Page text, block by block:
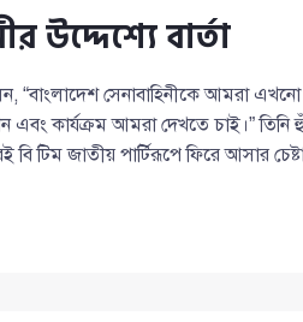
উদ্দেশ্যে বার্তা
সেনাবাহিনীকে আমরা এখনো
এবং কার্যক্রম আমরা দেখতে চাই।”
বি টিম জাতীয় পার্টিরূপে ফিরে আসার